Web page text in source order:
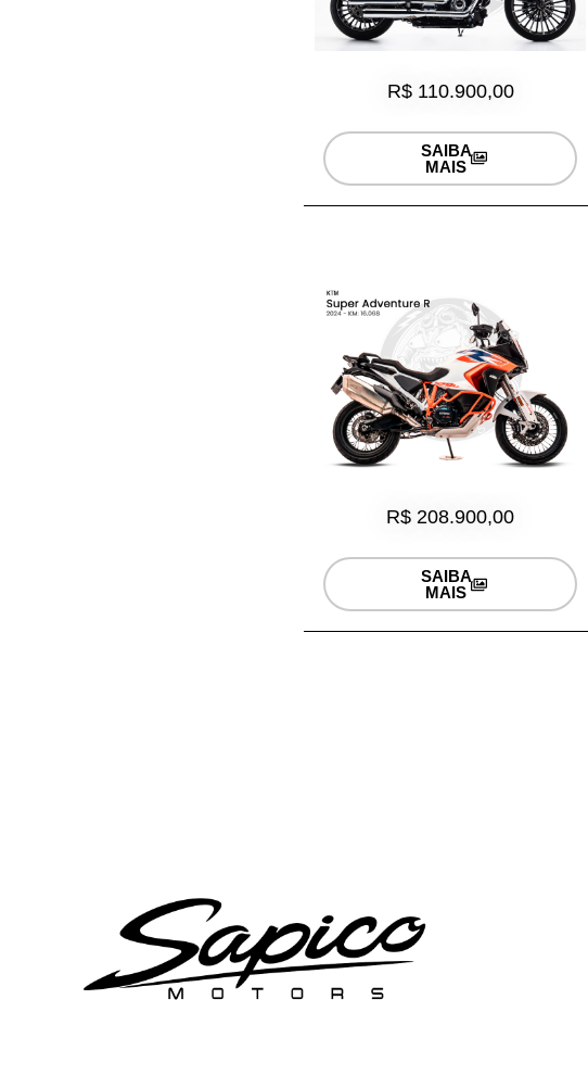
R$ 110.900,00
SAIBA
MAIS
R$ 208.900,00
SAIBA
MAIS